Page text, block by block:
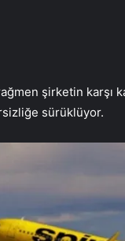
şirketin karşı
sürüklüyor.